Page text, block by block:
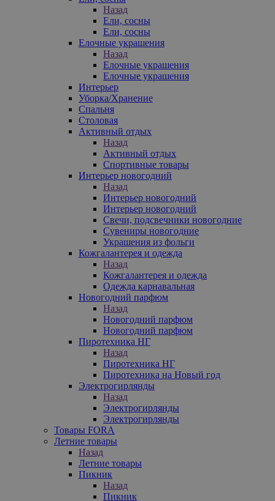
Назад
Ели, сосны
Ели, сосны
Елочные украшения
Назад
Елочные украшения
Елочные украшения
Интерьер
Уборка/Хранение
Спальня
Столовая
Активный отдых
Назад
Активный отдых
Спортивные товары
Интерьер новогодний
Назад
Интерьер новогодний
Интерьер новогодний
Свечи, подсвечники новогодние
Сувениры новогодние
Украшения из фольги
Кожгалантерея и одежда
Назад
Кожгалантерея и одежда
Одежда карнавальная
Новогодний парфюм
Назад
Новогодний парфюм
Новогодний парфюм
Пиротехника НГ
Назад
Пиротехника НГ
Пиротехника на Новый год
Электрогирлянды
Назад
Электрогирлянды
Электрогирлянды
Товары FORA
Летние товары
Назад
Летние товары
Пикник
Назад
Пикник